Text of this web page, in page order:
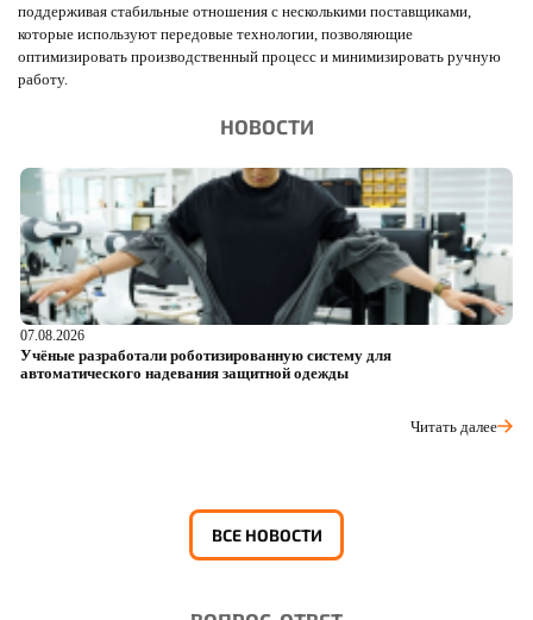
поддерживая стабильные отношения с несколькими поставщиками,
которые используют передовые технологии, позволяющие
оптимизировать производственный процесс и минимизировать ручную
работу.
НОВОСТИ
07.08.2026
Учёные разработали роботизированную систему для
автоматического надевания защитной одежды
Читать далее
ВСЕ НОВОСТИ